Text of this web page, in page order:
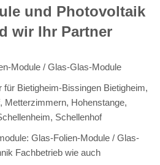
und Photovoltaik
wir Ihr Partner
Module / Glas-Glas-Module
für Bietigheim-Bissingen Bietigheim,
Metterzimmern, Hohenstange,
Schellenhof
Glas-Folien-Module / Glas-
Fachbetrieb wie auch